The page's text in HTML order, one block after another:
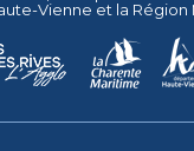
Vienne et la Région